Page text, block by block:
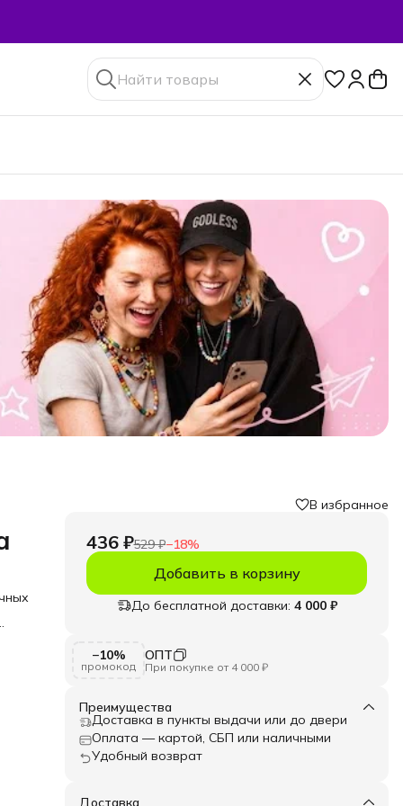
В избранное
436 ₽529 ₽−18%
Добавить в корзину
До бесплатной доставки: 4 000 ₽
−10%
промокод
ОПТ
При покупке от 4 000 ₽
Преимущества
Доставка в пункты выдачи или до двери
Оплата — картой, СБП или наличными
Удобный возврат
Доставка